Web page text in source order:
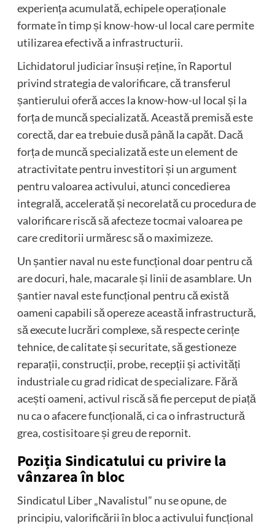
experiența acumulată, echipele operaționale
formate în timp și know-how-ul local care permite
utilizarea efectivă a infrastructurii.
Lichidatorul judiciar însuși reține, în Raportul
privind strategia de valorificare, că transferul
șantierului oferă acces la know-how-ul local și la
forța de muncă specializată. Această premisă este
corectă, dar ea trebuie dusă până la capăt. Dacă
forța de muncă specializată este un element de
atractivitate pentru investitori și un argument
pentru valoarea activului, atunci concedierea
integrală, accelerată și necorelată cu procedura de
valorificare riscă să afecteze tocmai valoarea pe
care creditorii urmăresc să o maximizeze.
Un șantier naval nu este funcțional doar pentru că
are docuri, hale, macarale și linii de asamblare. Un
șantier naval este funcțional pentru că există
oameni capabili să opereze această infrastructură,
să execute lucrări complexe, să respecte cerințe
tehnice, de calitate și securitate, să gestioneze
reparații, construcții, probe, recepții și activități
industriale cu grad ridicat de specializare. Fără
acești oameni, activul riscă să fie perceput de piață
nu ca o afacere funcțională, ci ca o infrastructură
grea, costisitoare și greu de repornit.
Poziția Sindicatului cu privire la
vânzarea în bloc
Sindicatul Liber „Navalistul” nu se opune, de
principiu, valorificării în bloc a activului funcțional